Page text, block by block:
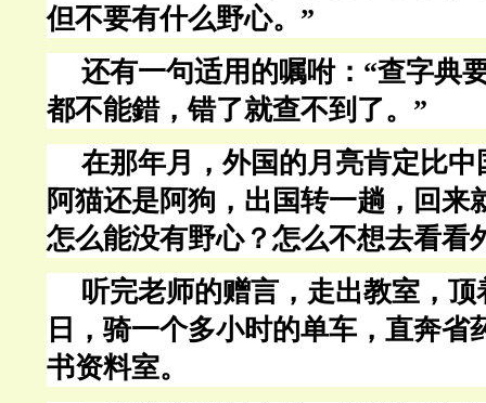
但不要有什么野心。”
还有一句适用的嘱咐：“查字典
都不能錯，错了就查不到了。”
在那年月，外国的月亮肯定比
阿猫还是阿狗，出国转一趟，回来
怎么能没有野心？怎么不想去看看
听完老师的赠言，走出教室，
日，骑一个多小时的单车，直奔省
书资料室。